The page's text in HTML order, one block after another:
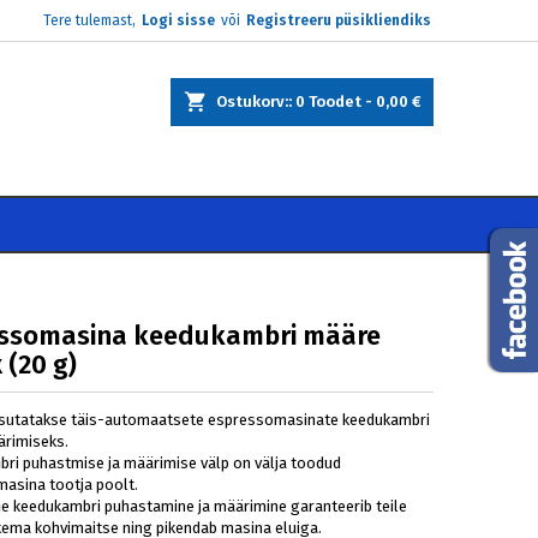
Tere tulemast, Logi sisse või Registreeru püsikliendiks
Ostukorv: 0 Toodet - 0,00 €
keedukambri määre
(20 g)
täis-automaatsete espressomasinate keedukambri
puhastmise ja määrimise välp on välja toodud
tootja poolt.
keedukambri puhastamine ja määrimine garanteerib teile
kohvimaitse ning pikendab masina eluiga.